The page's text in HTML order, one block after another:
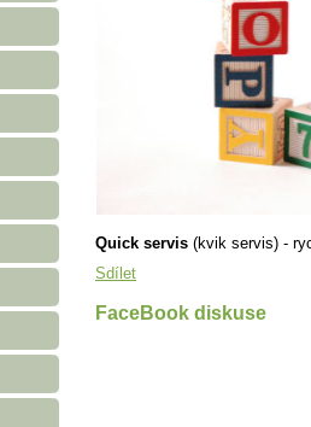
Quick servis (kvik servis) -
Sdílet
FaceBook diskuse